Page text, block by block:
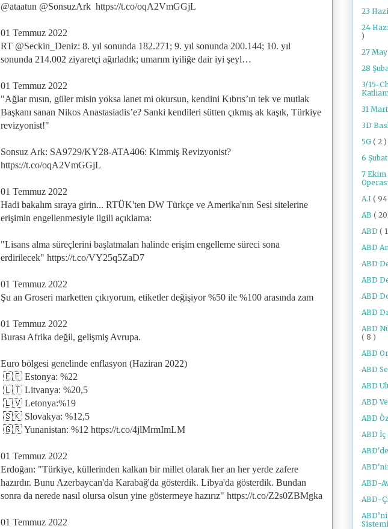
@ataatun @SonsuzArk https://t.co/oqA2VmGGjL
01 Temmuz 2022
RT @Seckin_Deniz: 8. yıl sonunda 182.271; 9. yıl sonunda 200.144; 10. yıl
sonunda 214.002 ziyaretçi ağırladık; umarım iyiliğe dair iyi şeyl…
01 Temmuz 2022
"Ağlar mısın, güler misin yoksa lanet mi okursun, kendini Kıbrıs’ın tek ve mutlak
Başkanı sanan Nikos Anastasiadis’e? Sanki kendileri sütten çıkmış ak kaşık, Türkiye
revizyonist!"
Sonsuz Ark: SA9729/KY28-ATA406: Kimmiş Revizyonist?
https://t.co/oqA2VmGGjL
01 Temmuz 2022
Hadi bakalım sıraya girin... RTÜK'ten DW Türkçe ve Amerika'nın Sesi sitelerine
erişimin engellenmesiyle ilgili açıklama:
"Lisans alma süreçlerini başlatmaları halinde erişim engelleme süreci sona
erdirilecek" https://t.co/VY25q5ZaD7
01 Temmuz 2022
Şu an Groseri marketten çıkıyorum, etiketler değişiyor %50 ile %100 arasında zam
01 Temmuz 2022
Burası Afrika değil, gelişmiş Avrupa.
Euro bölgesi genelinde enflasyon (Haziran 2022)
🇪🇪 Estonya: %22
🇱🇹 Litvanya: %20,5
🇱🇻 Letonya:%19
🇸🇰 Slovakya: %12,5
🇬🇷 Yunanistan: %12 https://t.co/4jlMrmImLM
01 Temmuz 2022
Erdoğan: "Türkiye, küllerinden kalkan bir millet olarak her an her yerde zafere
hazırdır. Bunu Azerbaycan'da Karabağ'da gösterdik. Libya'da gösterdik. Bundan
sonra da nerede nasıl olursa olsun yine göstermeye hazırız" https://t.co/Z2s0ZBMgka
01 Temmuz 2022
23
24
)
27
28
3/15-
31
3D
5G ( 2 )
6
7 Ekim
A.I (
AB (
ABD (
ABD
ABD
ABD
ABD
ABD
ABD
( 8 )
ABD
ABD
ABD
ABD
ABD
ABD İç
ABD-
ABD-
Sistemi